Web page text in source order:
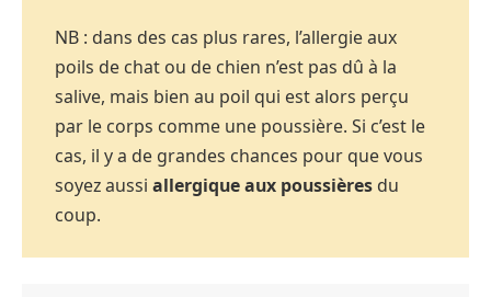
NB : dans des cas plus rares, l’allergie aux
poils de chat ou de chien n’est pas dû à la
salive, mais bien au poil qui est alors perçu
par le corps comme une poussière. Si c’est le
cas, il y a de grandes chances pour que vous
soyez aussi allergique aux poussières du
coup.